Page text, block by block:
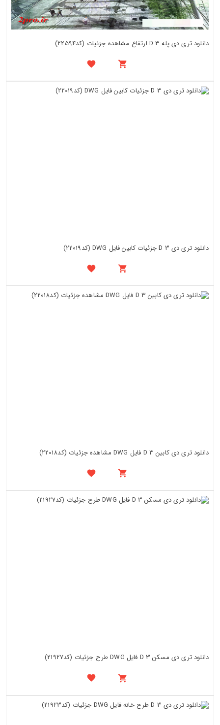
دانلود تری دی پله 3 D ارتفاع مشاهده جزئیات (کد22594)
دانلود تری دی 3 D جزئیات کابین فایل DWG (کد22019)
دانلود تری دی کابین 3 D فایل DWG مشاهده جزئیات (کد22018)
دانلود تری دی مسکن 3 D فایل DWG طرح جزئیات (کد21927)